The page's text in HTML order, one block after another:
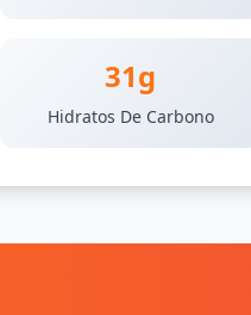
31g
Hidratos De Carbono